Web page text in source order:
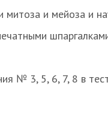
и мейоза и
№ 3, 5, 6, 7, 8 в